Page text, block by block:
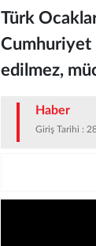
Türk
Cumhuriyet
edilmez,
Haber
Giriş Tarihi :